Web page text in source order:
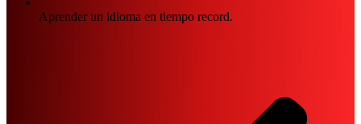
Aprender un idioma en tiempo record.